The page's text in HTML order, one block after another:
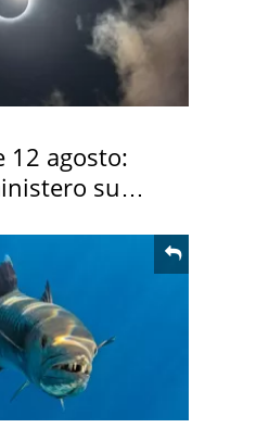
12 agosto:
su